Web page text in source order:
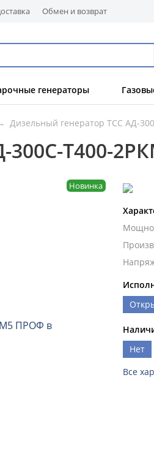
Обмен и возврат
генераторы
Дизельный генератор ТСС АД-
300С-Т400-
Новинка
Нет
Все